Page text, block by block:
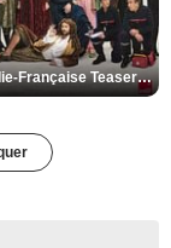
De la Comédie-Française Teaser VF